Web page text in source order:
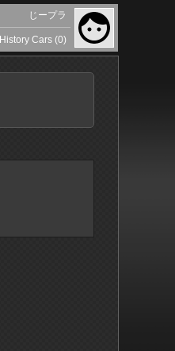
じープラ
History Cars (0)